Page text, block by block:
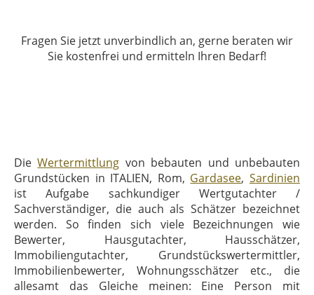
Fragen Sie jetzt unverbindlich an, gerne beraten wir
Sie kostenfrei und ermitteln Ihren Bedarf!
DieWertermittlung von bebauten und unbebauten
Grundstücken in ITALIEN, Rom, Gardasee,Sardinien
ist Aufgabe sachkundiger Wertgutachter /
Sachverständiger, die auch als Schätzer bezeichnet
werden. So finden sich viele Bezeichnungen wie
Bewerter, Hausgutachter, Hausschätzer,
Immobiliengutachter, Grundstückswertermittler,
Immobilienbewerter, Wohnungsschätzer etc., die
allesamt das Gleiche meinen: Eine Person mit